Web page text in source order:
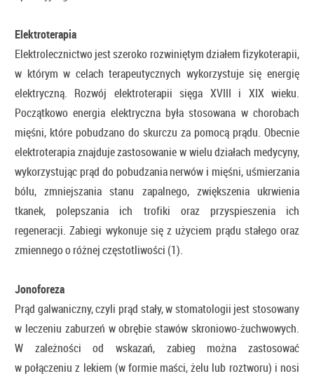
Elektroterapia
Elektrolecznictwo jest szeroko rozwiniętym działem fizykoterapii,
w którym w celach terapeutycznych wykorzystuje się energię
elektryczną. Rozwój elektroterapii sięga XVIII i XIX wieku.
Początkowo energia elektryczna była stosowana w chorobach
mięśni, które pobudzano do skurczu za pomocą prądu. Obecnie
elektroterapia znajduje zastosowanie w wielu działach medycyny,
wykorzystując prąd do pobudzania nerwów i mięśni, uśmierzania
bólu, zmniejszania stanu zapalnego, zwiększenia ukrwienia
tkanek, polepszania ich trofiki oraz przyspieszenia ich
regeneracji. Zabiegi wykonuje się z użyciem prądu stałego oraz
zmiennego o różnej częstotliwości (1).
Jonoforeza
Prąd galwaniczny, czyli prąd stały, w stomatologii jest stosowany
w leczeniu zaburzeń w obrębie stawów skroniowo-żuchwowych.
W zależności od wskazań, zabieg można zastosować
w połączeniu z lekiem (w formie maści, żelu lub roztworu) i nosi